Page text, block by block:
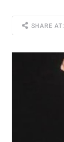
SHARE AT: